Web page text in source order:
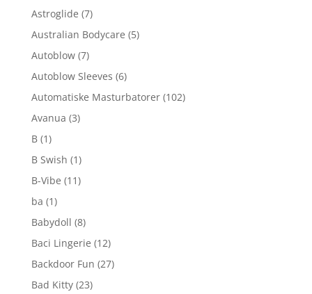
Astroglide (7)
Australian Bodycare (5)
Autoblow (7)
Autoblow Sleeves (6)
Automatiske Masturbatorer (102)
Avanua (3)
B (1)
B Swish (1)
B-Vibe (11)
ba (1)
Babydoll (8)
Baci Lingerie (12)
Backdoor Fun (27)
Bad Kitty (23)